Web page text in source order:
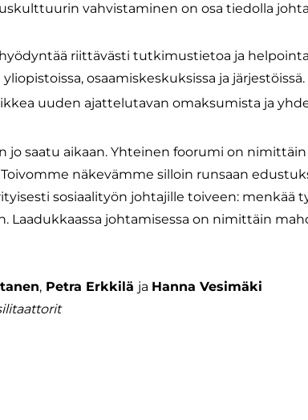
vahvistaminen on osa tiedolla
riittävästi tutkimustietoa ja
osaamiskeskuksissa ja järjestöissä.
uuden ajattelutavan omaksumista ja
jo saatu aikaan. Yhteinen foorumi on
näkevämme silloin runsaan
sosiaalityön johtajille toiveen: menkää
Laadukkaassa johtamisessa on nimittäin
, Petra Erkkilä ja Hanna Vesimäki